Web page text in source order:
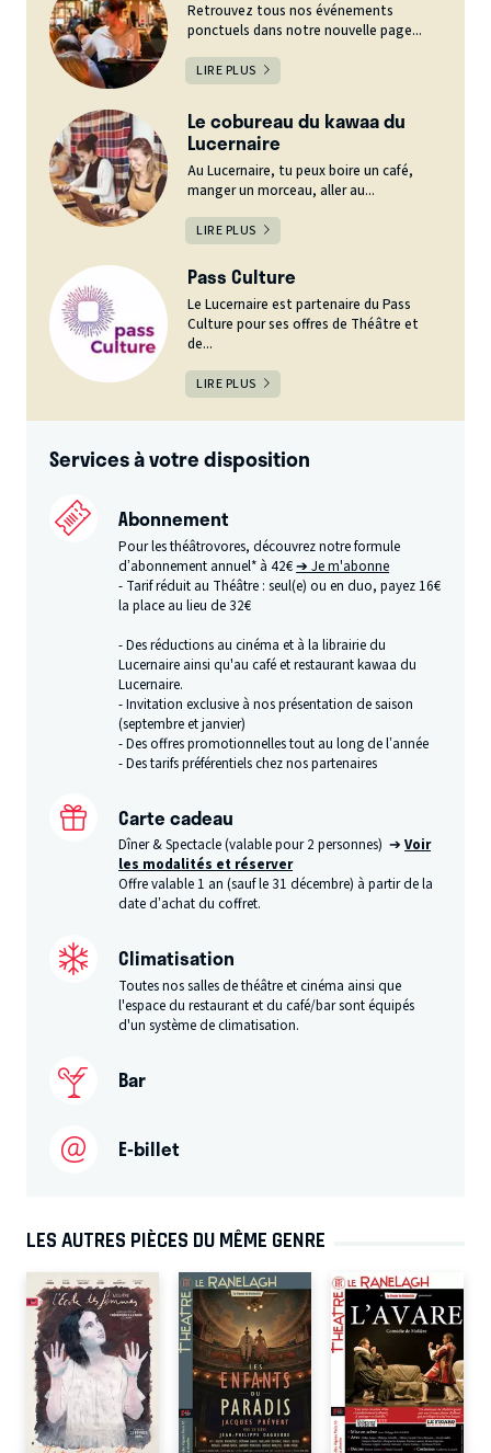
Retrouvez tous nos événements
ponctuels dans notre nouvelle page...
LIRE PLUS
Le cobureau du kawaa du
Lucernaire
Au Lucernaire, tu peux boire un café,
manger un morceau, aller au...
LIRE PLUS
Pass Culture
Le Lucernaire est partenaire du Pass
Culture pour ses offres de Théâtre et
de...
LIRE PLUS
Services à votre disposition
Abonnement
Pour les théâtrovores, découvrez notre formule
d’abonnement annuel* à 42€➔ Je m'abonne
- Tarif réduit au Théâtre : seul(e) ou en duo, payez 16€
la place au lieu de 32€
- Des réductions au cinéma et à la librairie du
Lucernaire ainsi qu'au café et restaurant kawaa du
Lucernaire.
- Invitation exclusive à nos présentation de saison
(septembre et janvier)
- Des offres promotionnelles tout au long de l’année
- Des tarifs préférentiels chez nos partenaires
Carte cadeau
Dîner & Spectacle (valable pour 2 personnes) ➔Voir
les modalités et réserver
Offre valable 1 an (sauf le 31 décembre) à partir de la
date d’achat du coffret.
Climatisation
Toutes nos salles de théâtre et cinéma ainsi que
l'espace du restaurant et du café/bar sont équipés
d'un système de climatisation.
Bar
E-billet
LES AUTRES PIÈCES DU MÊME GENRE